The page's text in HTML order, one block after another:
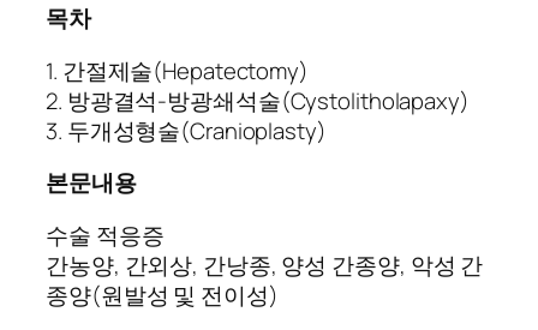
목차
1. 간절제술(Hepatectomy)
2. 방광결석-방광쇄석술(Cystolitholapaxy)
3. 두개성형술(Cranioplasty)
본문내용
수술 적응증
간농양, 간외상, 간낭종, 양성 간종양, 악성 간
종양(원발성 및 전이성)